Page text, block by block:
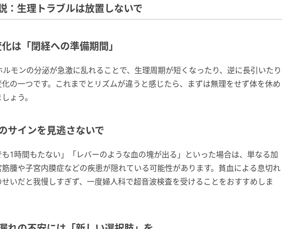
：生理トラブルは放置しないで
は「閉経への準備期間」
モンの分泌が急激に乱れることで、生理周期が短くなったり、逆に長引いたり
の一つです。これまでとリズムが違うと感じたら、まずは無理をせず体を休め
ょう。
サインを見逃さないで
も1時間もたない」「レバーのような血の塊が出る」といった場合は、単なる加
腫や子宮内膜症などの疾患が隠れている可能性があります。貧血による息切れ
いだと我慢しすぎず、一度婦人科で超音波検査を受けることをおすすめしま